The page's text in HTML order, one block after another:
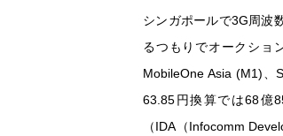
シンガポールで3G周波
るつもりでオークショ
MobileOne Asia (M1)
63.85円換算では68億
（IDA（Infocomm